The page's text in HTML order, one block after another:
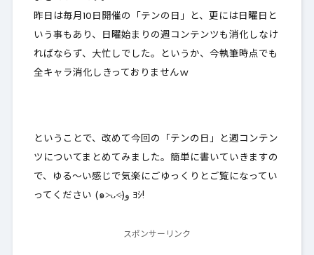
昨日は毎月10日開催の「テンの日」と、更には日曜日と
いう事もあり、日曜始まりの週コンテンツも消化しなけ
ればならず、大忙しでした。というか、今執筆時点でも
全キャラ消化しきっておりませんｗ
ということで、改めて今回の「テンの日」と週コンテン
ツについてまとめてみました。簡単に書いていきますの
で、ゆる～い感じで気楽にごゆっくりとご覧になってい
ってください (๑˃̵ᴗ˂̵)و ﾖｼ!
スポンサーリンク